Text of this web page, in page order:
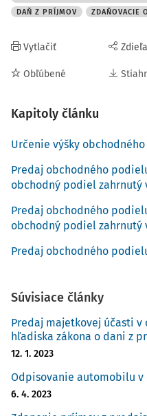
vynaloženia, ale v
ak prevodca, resp.
jednotkami.
pridanej hodnoty
zdaniteľný obchod, ktorý
dane oslobodený.
Určenie
podielu
spoločenská zmluva
ktorým sa spoločník
bol alebo nebol splatený,
alebo nepeňažný. Súhrn
Pri založení spoločnosti
obchodného podielu
DAŇ Z PRÍJMOV
ZDAŇOVACIE
Vytlačiť
Obľúbené
Kapitoly článku
Určenie výšky
Predaj obchodného
obchodný podiel zahrnutý
Predaj obchodného
obchodný podiel zahrnutý
Predaj obchodného
Súvisiace články
Predaj majetkovej účasti
hľadiska zákona o dani z
12. 1. 2023
Odpisovanie automobilu
6. 4. 2023